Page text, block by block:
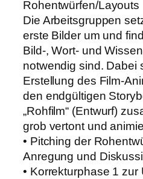
Rohentwürfen/Layouts
Die Arbeitsgruppen
erste Bilder um und
Bild-, Wort- und
notwendig sind. Dabei
Erstellung des Film-
den endgültigen
„Rohfilm“ (Entwurf)
grob vertont und
• Pitching der
Anregung und
• Korrekturphase 1 zur